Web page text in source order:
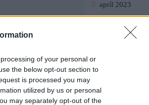
of your personal or
the below opt-out section to
is processed you may
utilized by us or personal
may separately opt-out of the
apríl 2023
marec 2023